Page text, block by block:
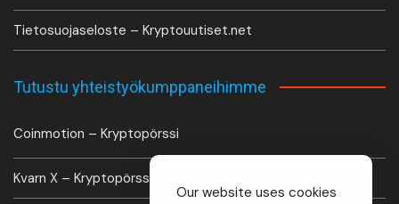
Tietosuojaseloste – Kryptouutiset.net
Tutustu yhteistyökumppaneihimme
Coinmotion – Kryptopörssi
Kvarn X – Kryptopörssi
Our website uses cookies